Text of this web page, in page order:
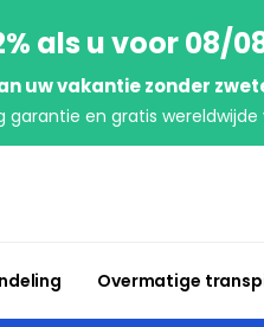
als u voor 08/
uw vakantie zonder
en gratis wereldwijde
Overmatige